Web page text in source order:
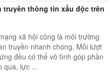
thông tin xấu độc trên
xã hội cũng là môi trường
truyền nhanh chóng. Mỗi lượt
đều có thể vô tình góp phần
qua, lực ...